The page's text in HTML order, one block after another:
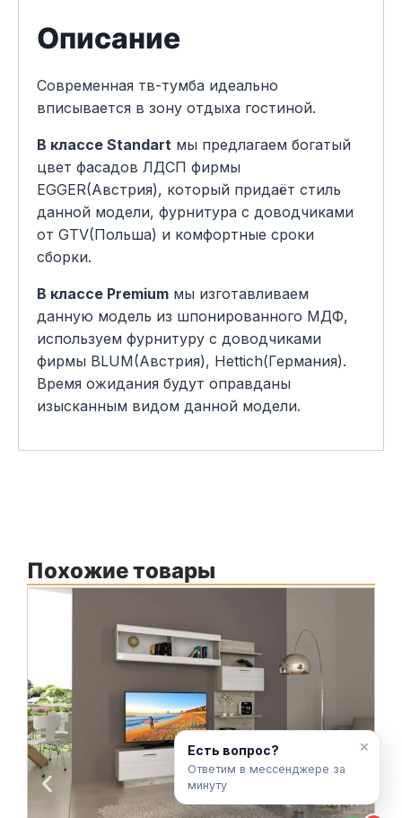
Описание
Современная тв-тумба идеально
вписывается в зону отдыха гостиной.
В классе Standart мы предлагаем богатый
цвет фасадов ЛДСП фирмы
EGGER(Австрия), который придаёт стиль
данной модели, фурнитура с доводчиками
от GTV(Польша) и комфортные сроки
сборки.
В классе Premium мы изготавливаем
данную модель из шпонированного МДФ,
используем фурнитуру с доводчиками
фирмы BLUM(Австрия), Hettich(Германия).
Время ожидания будут оправданы
изысканным видом данной модели.
Похожие товары
Есть вопрос?
Ответим в мессенджере за
минуту
×